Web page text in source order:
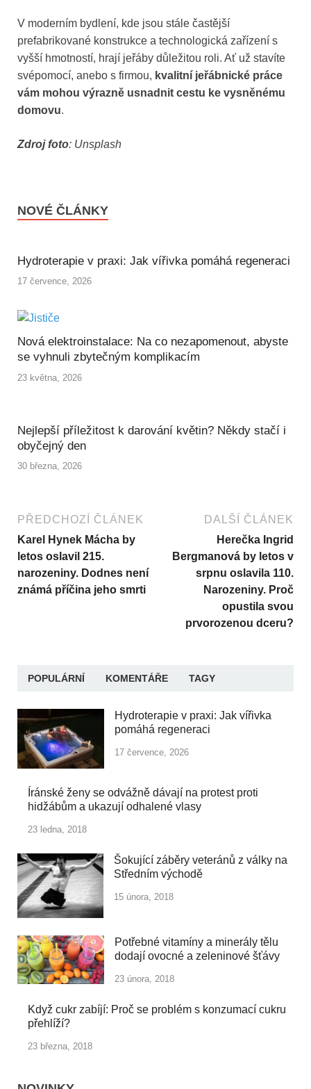
V moderním bydlení, kde jsou stále častější
prefabrikované konstrukce a technologická zařízení s
vyšší hmotností, hrají jeřáby důležitou roli. Ať už stavíte
svépomocí, anebo s firmou, kvalitní jeřábnické práce
vám mohou výrazně usnadnit cestu ke vysněnému
domovu.
Zdroj foto: Unsplash
NOVÉ ČLÁNKY
Hydroterapie v praxi: Jak vířivka pomáhá regeneraci
17 července, 2026
Nová elektroinstalace: Na co nezapomenout, abyste
se vyhnuli zbytečným komplikacím
23 května, 2026
Nejlepší příležitost k darování květin? Někdy stačí i
obyčejný den
30 března, 2026
PŘEDCHOZÍ ČLÁNEK
Karel Hynek Mácha by
letos oslavil 215.
narozeniny. Dodnes není
známá příčina jeho smrti
DALŠÍ ČLÁNEK
Herečka Ingrid
Bergmanová by letos v
srpnu oslavila 110.
Narozeniny. Proč
opustila svou
prvorozenou dceru?
POPULÁRNÍ KOMENTÁŘE TAGY
Hydroterapie v praxi: Jak vířivka
pomáhá regeneraci
17 července, 2026
Íránské ženy se odvážně dávají na protest proti
hidžábům a ukazují odhalené vlasy
23 ledna, 2018
Šokující záběry veteránů z války na
Středním východě
15 února, 2018
Potřebné vitamíny a minerály tělu
dodají ovocné a zeleninové šťávy
23 února, 2018
Když cukr zabíjí: Proč se problém s konzumací cukru
přehlíží?
23 března, 2018